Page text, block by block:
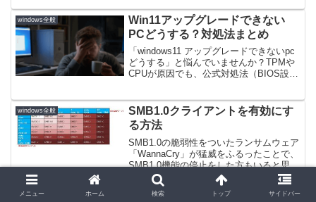
スクまでを網羅的に解説。windows11 ア
ップデート時間 かかりすぎの問題を解決
し、スムーズな移行を実現するための知
識を提供します。
windows全般
Win11アップグレードできない
PCどうする？対処法まとめ
「windows11 アップグレードできないpc
どうする」と悩んでいませんか？TPMや
CPUが原因でも、公式対処法（BIOS設
い替え等の最終選択肢も解説。
「windows11 アップグレードできないpc
どうする」の最適解を提示します。
windows全般
SMB1.0クライアントを有効にす
る方法
SMB1.0の脆弱性をついたランサムウェア
「WannaCry」が猛威をふるったことで、
SMB1.0機能の停止をした方もいると思い
ます。再度有効にする場合の対応方法を
記載します。ここでは、SMB1.0クライア
ントを有効にする方法を記載。SMB...
メニュー ホーム 検索 トップ サイドバー